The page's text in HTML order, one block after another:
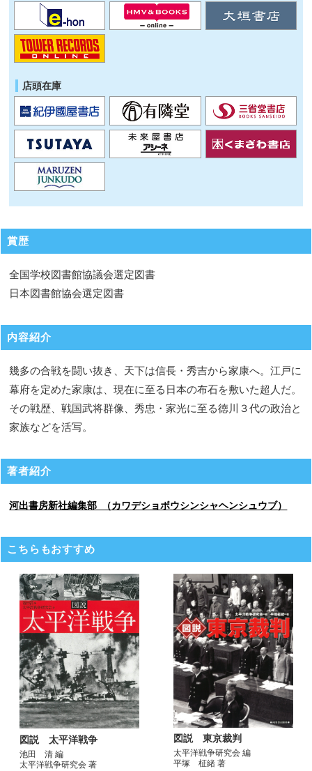
店頭在庫
賞歴
全国学校図書館協議会選定図書
日本図書館協会選定図書
内容紹介
幾多の合戦を闘い抜き、天下は信長・秀吉から家康へ。江戸に
幕府を定めた家康は、現在に至る日本の布石を敷いた超人だ。
その戦歴、戦国武将群像、秀忠・家光に至る徳川３代の政治と
家族などを活写。
著者紹介
河出書房新社編集部 （カワデショボウシンシャヘンシュウブ）
こちらもおすすめ
図説 太平洋戦争
池田 清 編
太平洋戦争研究会 著
図説 東京裁判
太平洋戦争研究会 編
平塚 柾緒 著